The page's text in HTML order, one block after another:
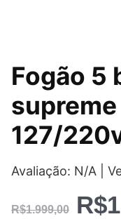
Fogão 5
127/
Avaliação: N/A |
R$1.999,00
O
era:
R$